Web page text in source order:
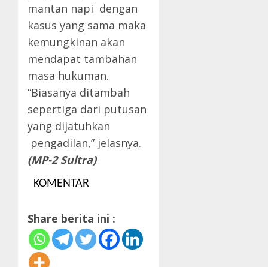
mantan napi dengan
kasus yang sama maka
kemungkinan akan
mendapat tambahan
masa hukuman.
“Biasanya ditambah
sepertiga dari putusan
yang dijatuhkan
pengadilan,” jelasnya.
(MP-2 Sultra)
KOMENTAR
Share berita ini :